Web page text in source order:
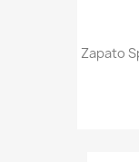
Zapato